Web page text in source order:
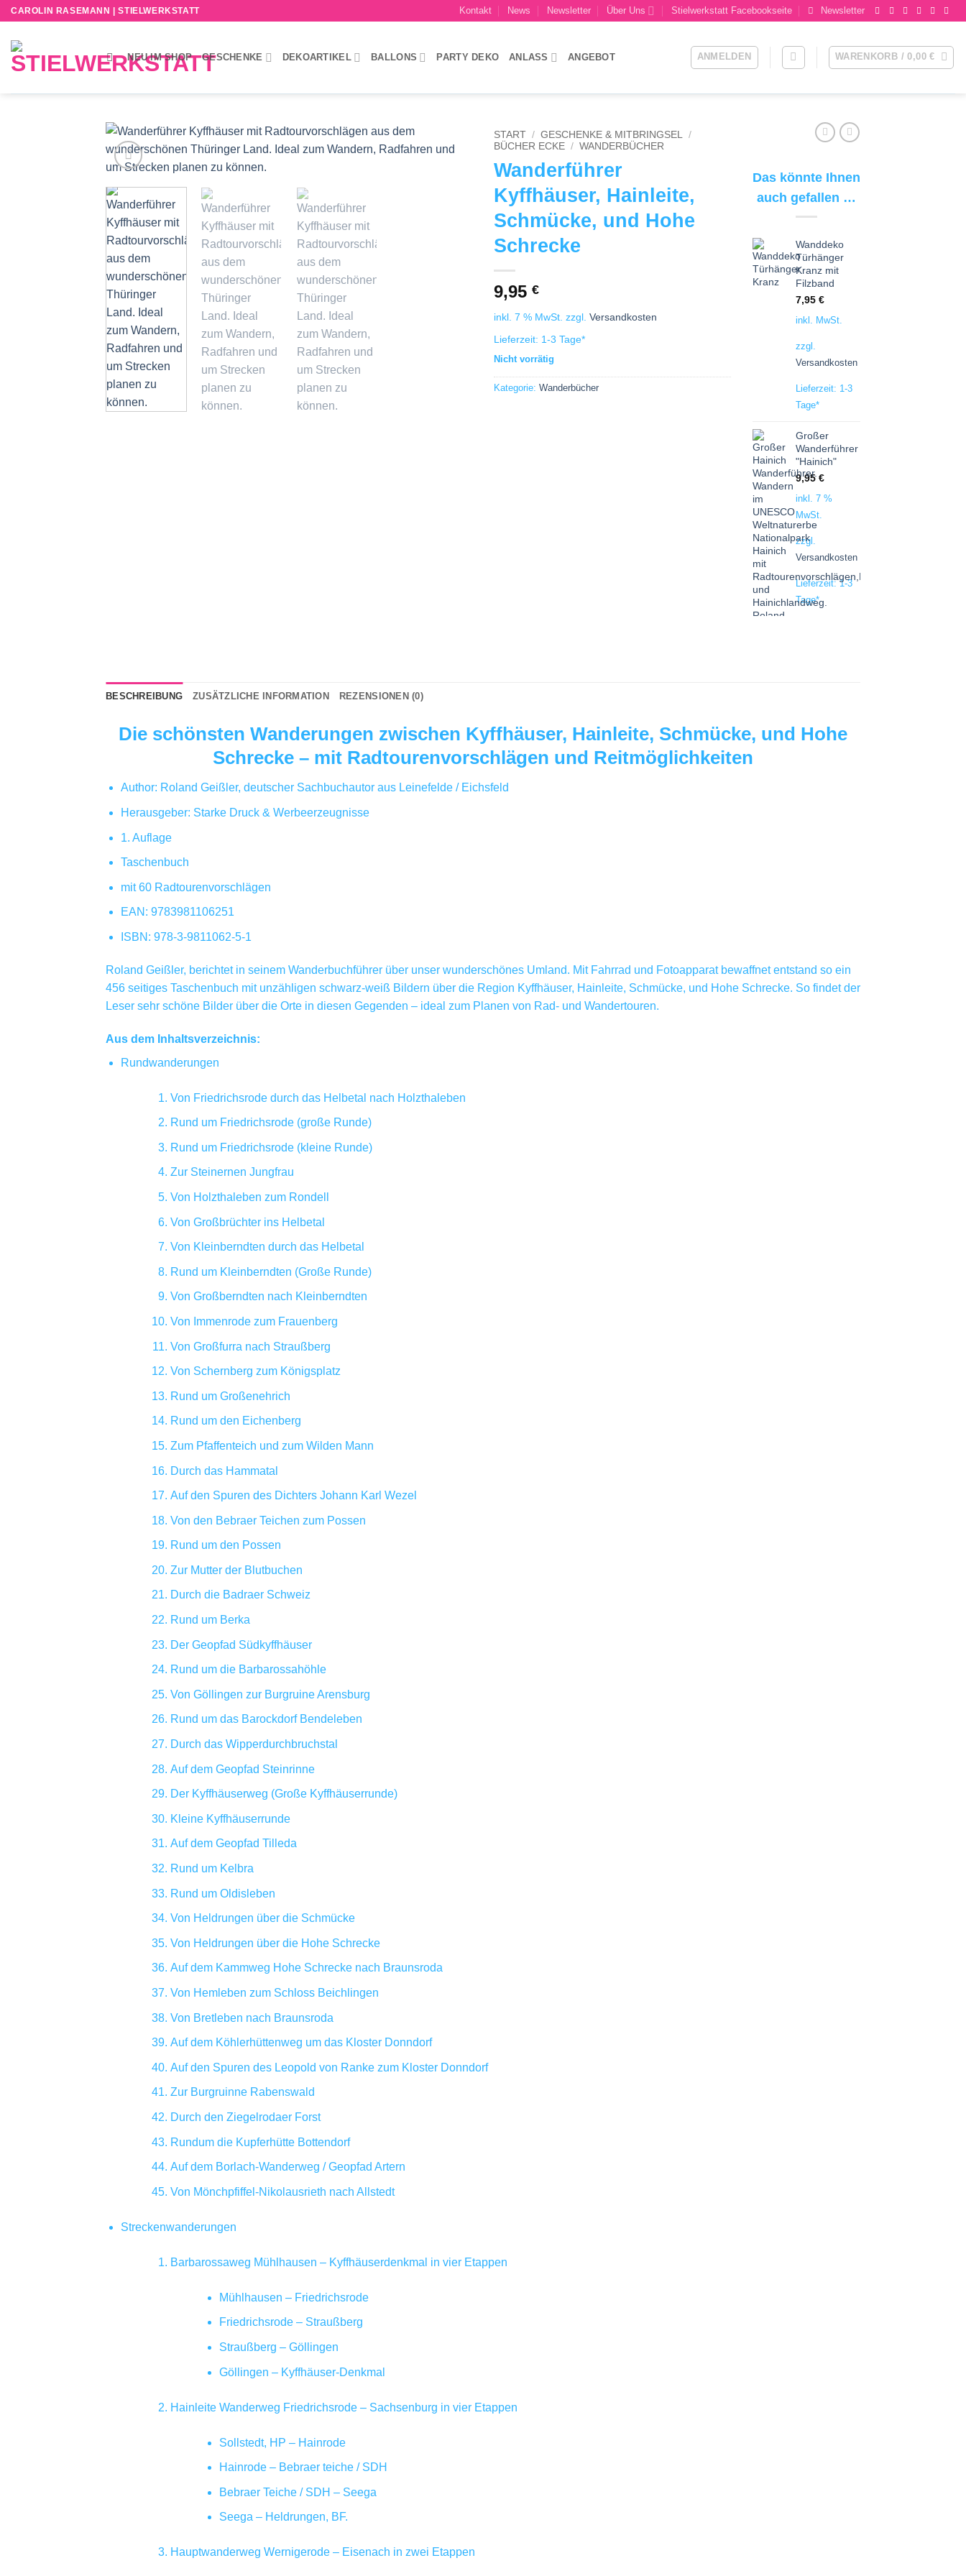
Zum
springen
CAROLIN RASEMANN | STIELWERKSTATT Kontakt News Newsletter Über Uns Stielwerkstatt Facebookseite Newsletter
NEU IM SHOP GESCHENKE DEKOARTIKEL BALLONS PARTY DEKO ANLASS ANGEBOT ANMELDEN WARENKORB /0,00€
START / GESCHENKE & MITBRINGSEL /
BÜCHER ECKE / WANDERBÜCHER
Wanderführer
Kyffhäuser, Hainleite,
Schmücke, und Hohe
Schrecke
9,95 €
inkl. 7 % MwSt. zzgl. Versandkosten
Lieferzeit: 1-3 Tage*
Nicht vorrätig
Kategorie: Wanderbücher
Das könnte Ihnen
auch gefallen …
Wanddeko
Türhänger
Kranz mit
Filzband
7,95 €
inkl. MwSt.
zzgl.
Versandkosten
Lieferzeit: 1-3
Tage*
Großer
Wanderführer
"Hainich"
9,95€
inkl. 7 %
MwSt.
zzgl.
Versandkosten
Lieferzeit:1-3
Tage*
BESCHREIBUNG ZUSÄTZLICHE INFORMATION REZENSIONEN (0)
Die schönsten Wanderungen zwischen Kyffhäuser, Hainleite, Schmücke, und Hohe
Schrecke – mit Radtourenvorschlägen und Reitmöglichkeiten
Author: Roland Geißler, deutscher Sachbuchautor aus Leinefelde / Eichsfeld
Herausgeber: Starke Druck & Werbeerzeugnisse
1. Auflage
Taschenbuch
mit 60 Radtourenvorschlägen
EAN: 9783981106251
ISBN: 978-3-9811062-5-1
Roland Geißler, berichtet in seinem Wanderbuchführer über unser wunderschönes Umland. Mit Fahrrad und Fotoapparat bewaffnet entstand so ein
456 seitiges Taschenbuch mit unzähligen schwarz-weiß Bildern über die Region Kyffhäuser, Hainleite, Schmücke, und Hohe Schrecke. So findet der
Leser sehr schöne Bilder über die Orte in diesen Gegenden – ideal zum Planen von Rad- und Wandertouren.
Aus dem Inhaltsverzeichnis:
Rundwanderungen
Von Friedrichsrode durch das Helbetal nach Holzthaleben
Rund um Friedrichsrode (große Runde)
Rund um Friedrichsrode (kleine Runde)
Zur Steinernen Jungfrau
Von Holzthaleben zum Rondell
Von Großbrüchter ins Helbetal
Von Kleinberndten durch das Helbetal
Rund um Kleinberndten (Große Runde)
Von Großberndten nach Kleinberndten
Von Immenrode zum Frauenberg
Von Großfurra nach Straußberg
Von Schernberg zum Königsplatz
Rund um Großenehrich
Rund um den Eichenberg
Zum Pfaffenteich und zum Wilden Mann
Durch das Hammatal
Auf den Spuren des Dichters Johann Karl Wezel
Von den Bebraer Teichen zum Possen
Rund um den Possen
Zur Mutter der Blutbuchen
Durch die Badraer Schweiz
Rund um Berka
Der Geopfad Südkyffhäuser
Rund um die Barbarossahöhle
Von Göllingen zur Burgruine Arensburg
Rund um das Barockdorf Bendeleben
Durch das Wipperdurchbruchstal
Auf dem Geopfad Steinrinne
Der Kyffhäuserweg (Große Kyffhäuserrunde)
Kleine Kyffhäuserrunde
Auf dem Geopfad Tilleda
Rund um Kelbra
Rund um Oldisleben
Von Heldrungen über die Schmücke
Von Heldrungen über die Hohe Schrecke
Auf dem Kammweg Hohe Schrecke nach Braunsroda
Von Hemleben zum Schloss Beichlingen
Von Bretleben nach Braunsroda
Auf dem Köhlerhüttenweg um das Kloster Donndorf
Auf den Spuren des Leopold von Ranke zum Kloster Donndorf
Zur Burgruinne Rabenswald
Durch den Ziegelrodaer Forst
Rundum die Kupferhütte Bottendorf
Auf dem Borlach-Wanderweg / Geopfad Artern
Von Mönchpfiffel-Nikolausrieth nach Allstedt
Streckenwanderungen
Barbarossaweg Mühlhausen – Kyffhäuserdenkmal in vier Etappen
Mühlhausen – Friedrichsrode
Friedrichsrode – Straußberg
Straußberg – Göllingen
Göllingen – Kyffhäuser-Denkmal
Hainleite Wanderweg Friedrichsrode – Sachsenburg in vier Etappen
Sollstedt, HP – Hainrode
Hainrode – Bebraer teiche / SDH
Bebraer Teiche / SDH – Seega
Seega – Heldrungen, BF.
Hauptwanderweg Wernigerode – Eisenach in zwei Etappen